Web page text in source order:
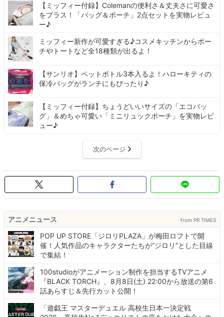
【ミッフィー付録】Colemanの便利さ＆丈夫さに可愛さ
をプラス！「バッグ＆ポーチ」2点セットを実物レビュ
ー♪
ミッフィー新作が可愛すぎる♪コスメキッチンからポー
チやトートなど全18種類が出るよ！
【サンリオ】ペットボトル3本入るよ！ハローキティの
保冷バッグがランチにもぴったり♪
【ミッフィー付録】ちょうどいいサイズの「エコバッ
グ」＆めちゃ可愛い「ミニリュックポーチ」を実物レビ
ュー♪
次のページ
アニメニュース from PR TIMES
POP UP STORE「ジロリPLAZA」が梅田ロフトで開
催！人気作品のキャラクターたちが“ジロリ”とした目線
で集結！
100studioがアニメーション制作を担当するTVアニメ
『BLACK TORCH』、8月8日(土) 22:00から放送の第6
話あらすじ＆先行カット公開！
「遊戯王 マスターデュエル 高校生日本一決定戦